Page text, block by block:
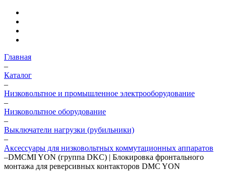
Главная
–
Каталог
–
Низковольтное и промышленное электрооборудование
–
Низковольтное оборудование
–
Выключатели нагрузки (рубильники)
–
Аксессуары для низковольтных коммутационных аппаратов
–DMCMI YON (группа DKC) | Блокировка фронтального
монтажа для реверсивных контакторов DMC YON